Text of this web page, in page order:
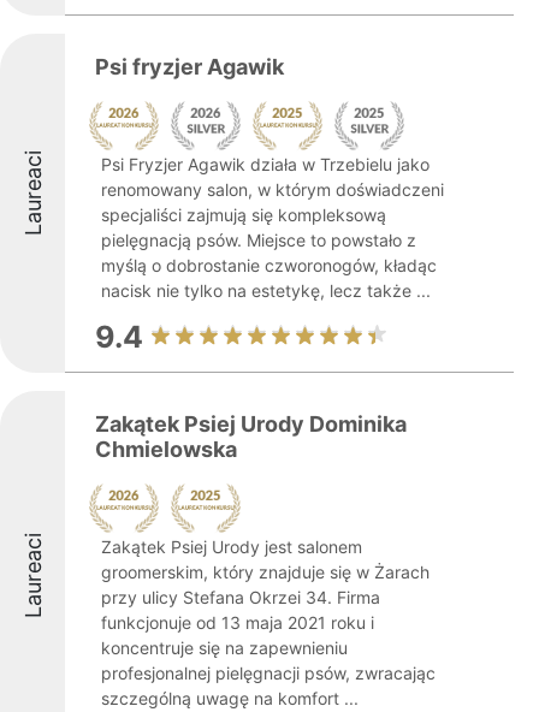
Laureaci
Psi fryzjer Agawik
Psi Fryzjer Agawik działa w Trzebielu jako
renomowany salon, w którym doświadczeni
specjaliści zajmują się kompleksową
pielęgnacją psów. Miejsce to powstało z
myślą o dobrostanie czworonogów, kładąc
nacisk nie tylko na estetykę, lecz także ...
9.4
Laureaci
Zakątek Psiej Urody Dominika
Chmielowska
Zakątek Psiej Urody jest salonem
groomerskim, który znajduje się w Żarach
przy ulicy Stefana Okrzei 34. Firma
funkcjonuje od 13 maja 2021 roku i
koncentruje się na zapewnieniu
profesjonalnej pielęgnacji psów, zwracając
szczególną uwagę na komfort ...